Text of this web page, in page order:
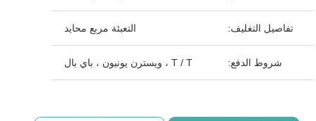
تفاصيل التغليف: التعبئة مربع محايد
شروط الدفع: T / T ، ويسترن يونيون ، باي بال